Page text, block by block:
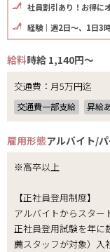
社員割引あり！お得に
経験｜週2日～、1日3
給料時給 1,140円～
交通費：月5万円迄
交通費一部支給 昇給
雇用形態アルバイト/
※高卒以上
【正社員登用制度】
アルバイトからスター
正社員登用試験を年に
薦スタッフが対象）入